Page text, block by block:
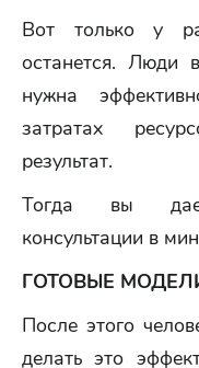
Вот только у
останется. Люди
нужна
затратах
результат.
Тогда вы
консультации в
ГОТОВЫЕ
После этого
делать это